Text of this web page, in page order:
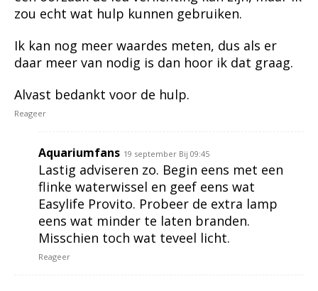
zou echt wat hulp kunnen gebruiken.
Ik kan nog meer waardes meten, dus als er
daar meer van nodig is dan hoor ik dat graag.
Alvast bedankt voor de hulp.
Reageer
Aquariumfans 19 september Bij 09:45
Lastig adviseren zo. Begin eens met een
flinke waterwissel en geef eens wat
Easylife Provito. Probeer de extra lamp
eens wat minder te laten branden.
Misschien toch wat teveel licht.
Reageer